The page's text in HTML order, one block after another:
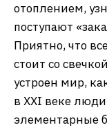
отоплением,
поступают
Приятно, что
стоит со
устроен мир,
в XXI веке люди
элементарные